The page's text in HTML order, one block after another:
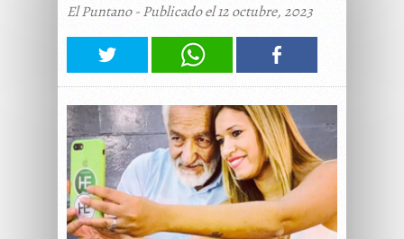
El Puntano - Publicado el 12 octubre, 2023